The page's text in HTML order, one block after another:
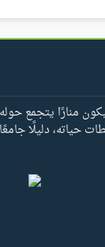
منارًا يتجمع حوله
دليلًا